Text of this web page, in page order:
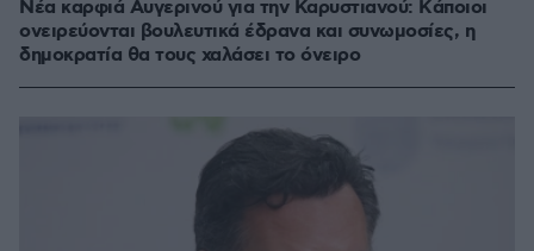
Νέα καρφιά Αυγερινού για την Καρυστιανού: Kάποιοι
ονειρεύονται βουλευτικά έδρανα και συνωμοσίες, η
δημοκρατία θα τους χαλάσει το όνειρο